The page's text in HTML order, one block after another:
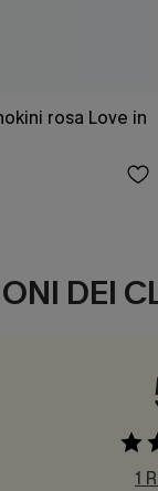
rosa Love in
DEI
1